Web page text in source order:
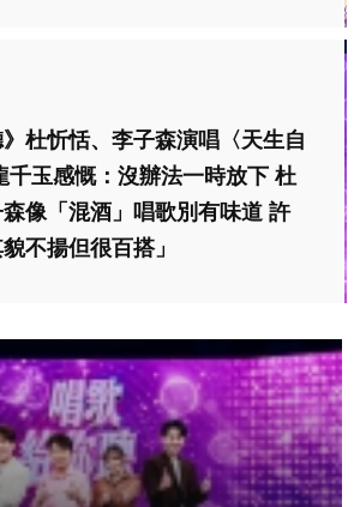
》杜忻恬、李子森演唱〈天生自
千玉感慨：沒辦法一時放下 杜
像「混酒」唱歌別有味道 許
不揚但很百搭」